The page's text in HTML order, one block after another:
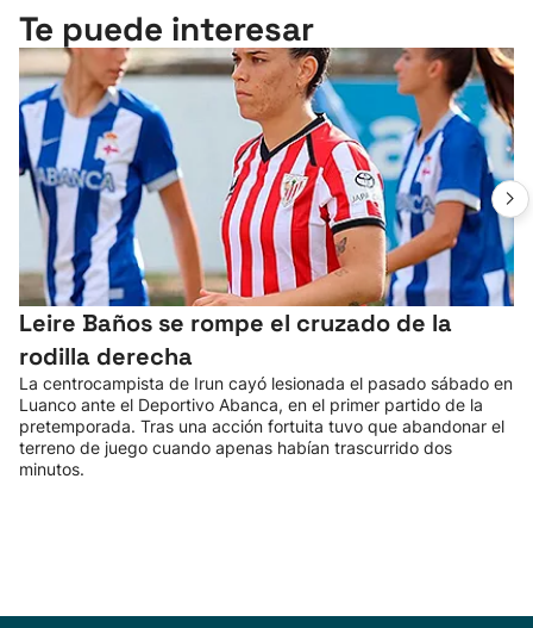
Te puede interesar
Leire Baños se rompe el cruzado de la
rodilla derecha
La centrocampista de Irun cayó lesionada el pasado sábado en
Luanco ante el Deportivo Abanca, en el primer partido de la
pretemporada. Tras una acción fortuita tuvo que abandonar el
terreno de juego cuando apenas habían trascurrido dos
minutos.